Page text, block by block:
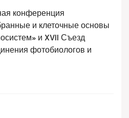
конференция
и клеточные основы
и XVII Съезд
фотобиологов и